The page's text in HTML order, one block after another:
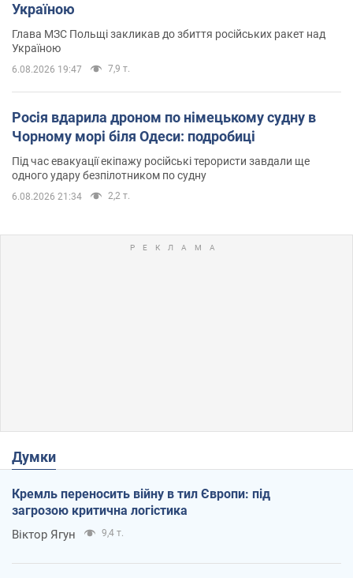
Україною
Глава МЗС Польщі закликав до збиття російських ракет над
Україною
6.08.2026 19:47 7,9 т.
Росія вдарила дроном по німецькому судну в
Чорному морі біля Одеси: подробиці
Під час евакуації екіпажу російські терористи завдали ще
одного удару безпілотником по судну
6.08.2026 21:34 2,2 т.
Думки
Кремль переносить війну в тил Європи: під
загрозою критична логістика
Віктор Ягун 9,4 т.